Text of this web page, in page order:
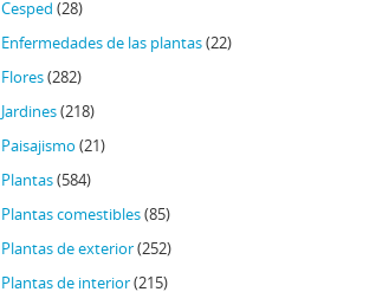
Cesped (28)
Enfermedades de las plantas(22)
Flores(282)
Jardines(218)
Paisajismo (21)
Plantas(584)
Plantas comestibles(85)
Plantas de exterior(252)
Plantas de interior(215)